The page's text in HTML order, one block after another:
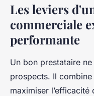
Les leviers
commerciale
performante
Un bon prestataire
prospects. Il
maximiser